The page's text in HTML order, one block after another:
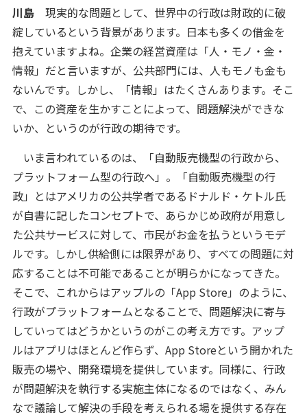
川島 現実的な問題として、世界中の行政は財政的に破
綻しているという背景があります。日本も多くの借金を
抱えていますよね。企業の経営資産は「人・モノ・金・
情報」だと言いますが、公共部門には、人もモノも金も
ないんです。しかし、「情報」はたくさんあります。そこ
で、この資産を生かすことによって、問題解決ができな
いか、というのが行政の期待です。
いま言われているのは、「自動販売機型の行政から、
プラットフォーム型の行政へ」。「自動販売機型の行
政」とはアメリカの公共学者であるドナルド・ケトル氏
が自書に記したコンセプトで、あらかじめ政府が用意し
た公共サービスに対して、市民がお金を払うというモデ
ルです。しかし供給側には限界があり、すべての問題に対
応することは不可能であることが明らかになってきた。
そこで、これからはアップルの「App Store」のように、
行政がプラットフォームとなることで、問題解決に寄与
していってはどうかというのがこの考え方です。アップ
ルはアプリはほとんど作らず、App Storeという開かれた
販売の場や、開発環境を提供しています。同様に、行政
が問題解決を執行する実施主体になるのではなく、みん
なで議論して解決の手段を考えられる場を提供する存在